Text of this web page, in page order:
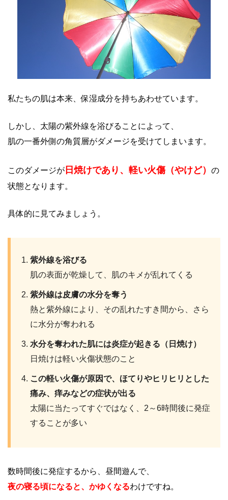
私たちの肌は本来、保湿成分を持ちあわせています。
しかし、太陽の紫外線を浴びることによって、
肌の一番外側の角質層がダメージを受けてしまいます。
このダメージが 日焼けであり、軽い火傷（やけど） の
状態となります。
具体的に見てみましょう。
紫外線を浴びる
肌の表面が乾燥して、肌のキメが乱れてくる
紫外線は皮膚の水分を奪う
熱と紫外線により、その乱れたすき間から、さら
に水分が奪われる
水分を奪われた肌には炎症が起きる（日焼け）
日焼けは軽い火傷状態のこと
この軽い火傷が原因で、ほてりやヒリヒリとした
痛み、痒みなどの症状が出る
太陽に当たってすぐではなく、2～6時間後に発症
することが多い
数時間後に発症するから、昼間遊んで、
夜の寝る頃になると、かゆくなるわけですね。